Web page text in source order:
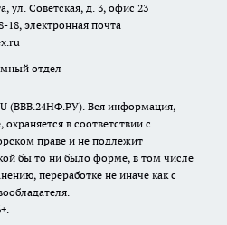
ул. Советская, д. 3, офис 23
18, электронная почта
отдел
(ВВВ.24НФ.РУ). Вся информация,
в соответствии с
праве и не подлежит
бы то ни было форме, в том числе
переработке не иначе как с